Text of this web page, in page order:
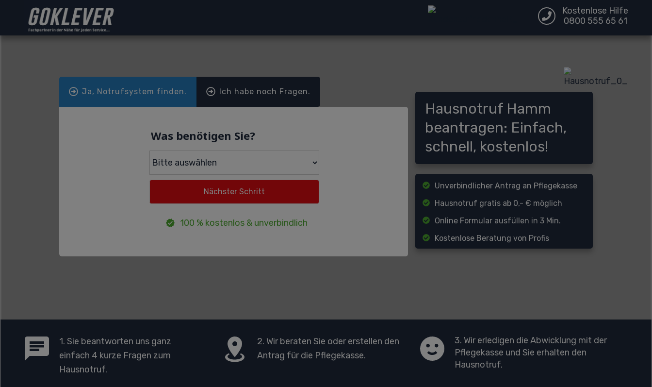
Kostenlose Hilfe
0800 555 65 61
Ja, Notrufsystem finden. Ich habe noch Fragen.
Was benötigen Sie?
100 % kostenlos & unverbindlich
Hausnotruf Hamm
beantragen: Einfach,
schnell, kostenlos!
Unverbindlicher Antrag an Pflegekasse
Hausnotruf gratis ab 0,- € möglich
Online Formular ausfüllen in 3 Min.
Kostenlose Beratung von Profis
1. Sie beantworten uns ganz
einfach 4 kurze Fragen zum
Hausnotruf.
2. Wir beraten Sie oder erstellen den
Antrag für die Pflegekasse.
3. Wir erledigen die Abwicklung mit der
Pflegekasse und Sie erhalten den
Hausnotruf.